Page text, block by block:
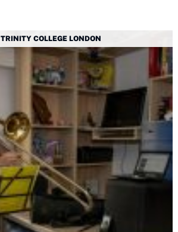
TRINITY COLLEGE LONDON